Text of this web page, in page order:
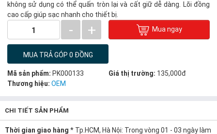
không sử dụng có thể quấn tròn lại và cất giữ dễ dàng. Lõi đồng
cao cấp giúp sạc nhanh cho thiết bị.
1 - + Mua ngay
MUA TRẢ GÓP 0 ĐỒNG
Mã sản phẩm: PK000133 Giá thị trường: 135,000đ
Thương hiệu: OEM
CHI TIẾT SẢN PHẨM
Thời gian giao hàng * Tp.HCM, Hà Nội: Trong vòng 01 - 03 ngày làm